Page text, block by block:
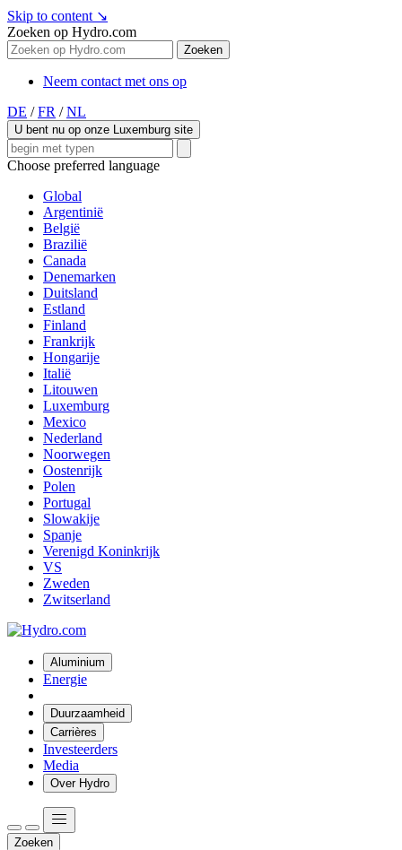
Skip to content ↘
Zoeken op Hydro.com
Zoeken
Neem contact met ons op
DE / FR / NL
U bent nu op onze Luxemburg site
Choose preferred language
Global
Argentinië
België
Brazilië
Canada
Denemarken
Duitsland
Estland
Finland
Frankrijk
Hongarije
Italië
Litouwen
Luxemburg
Mexico
Nederland
Noorwegen
Oostenrijk
Polen
Portugal
Slowakije
Spanje
Verenigd Koninkrijk
VS
Zweden
Zwitserland
Aluminium
Energie
Duurzaamheid
Carrières
Investeerders
Media
Over Hydro
Zoeken